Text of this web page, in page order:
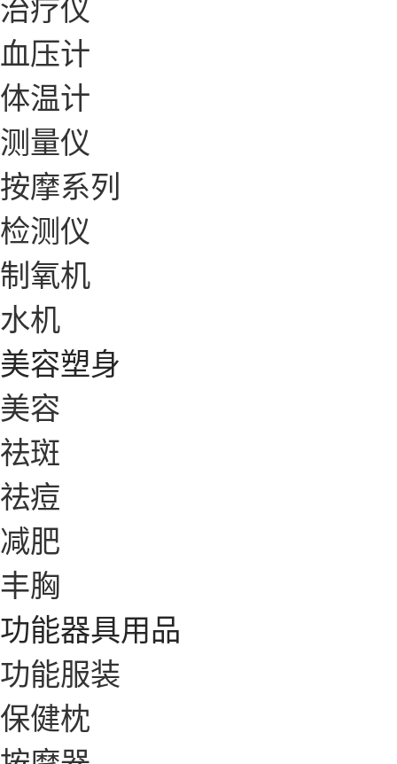
血压计
体温计
测量仪
按摩系列
检测仪
制氧机
水机
美容塑身
美容
祛斑
祛痘
减肥
丰胸
功能器具用品
功能服装
保健枕